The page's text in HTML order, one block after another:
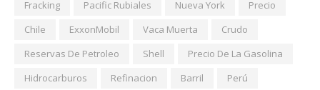
Fracking
Pacific Rubiales Nueva York
Precio
Chile
ExxonMobil Vaca Muerta
Crudo
Reservas De Petroleo
Shell
Precio De La Gasolina
Hidrocarburos
Refinacion Barril
Perú